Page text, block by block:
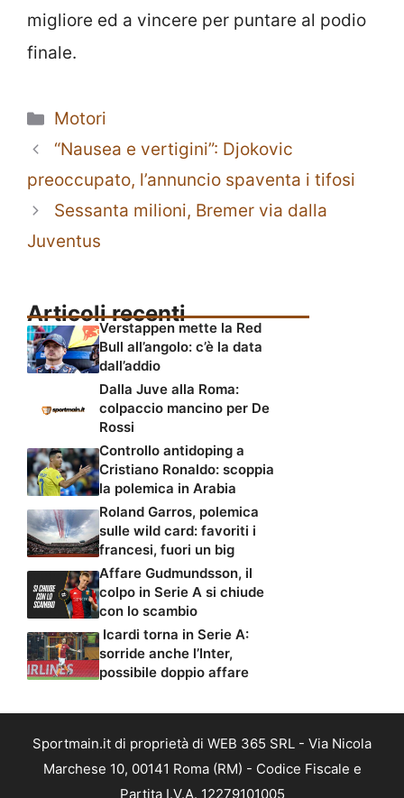
migliore ed a vincere per puntare al podio
finale.
Categorie
Motori
“Nausea e vertigini”: Djokovic
preoccupato, l’annuncio spaventa i tifosi
Sessanta milioni, Bremer via dalla
Juventus
Articoli recenti
Verstappen mette la Red
Bull all’angolo: c’è la data
dall’addio
Dalla Juve alla Roma:
colpaccio mancino per De
Rossi
Controllo antidoping a
Cristiano Ronaldo: scoppia
la polemica in Arabia
Roland Garros, polemica
sulle wild card: favoriti i
francesi, fuori un big
Affare Gudmundsson, il
colpo in Serie A si chiude
con lo scambio
Icardi torna in Serie A:
sorride anche l’Inter,
possibile doppio affare
Sportmain.it di proprietà di WEB 365 SRL - Via Nicola
Marchese 10, 00141 Roma (RM) - Codice Fiscale e
Partita I.V.A. 12279101005